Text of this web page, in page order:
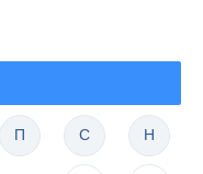
П С Н